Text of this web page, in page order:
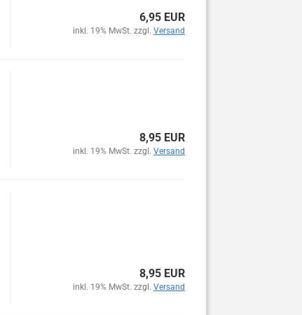
6,95 EUR
inkl. 19% MwSt. zzgl. Versand
8,95 EUR
inkl. 19% MwSt. zzgl. Versand
8,95 EUR
inkl. 19% MwSt. zzgl. Versand